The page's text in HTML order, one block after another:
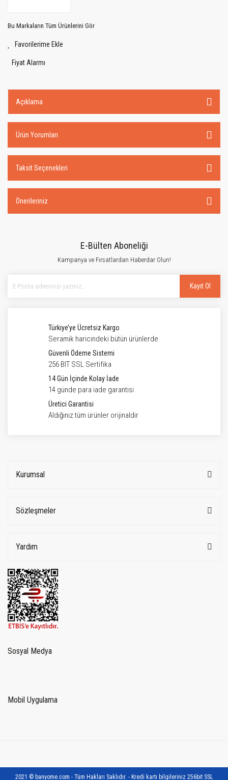
Bu Markaların Tüm Ürünlerini Gör
Fiyat Alarmı
Açıklama
Ürün Yorumları
Taksit Seçenekleri
Önerileriniz
E-Bülten Aboneliği
Kampanya ve Fırsatlardan Haberdar Olun!
Kayıt Ol
Türkiye’ye Ücretsiz Kargo
Seramik haricindeki bütün ürünlerde
Güvenli Ödeme Sistemi
256 BIT SSL Sertifika
14 Gün İçinde Kolay İade
14 günde para iade garantisi
Üretici Garantisi
Aldığınız tüm ürünler orijinaldir
Kurumsal
Sözleşmeler
Yardım
Sosyal Medya
Mobil Uygulama
2021 © banyome.com - Tüm Hakları Saklıdır. - Kredi kartı bilgileriniz 256bit SSL